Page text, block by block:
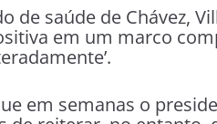
de saúde de Chávez,
em um marco
em semanas o